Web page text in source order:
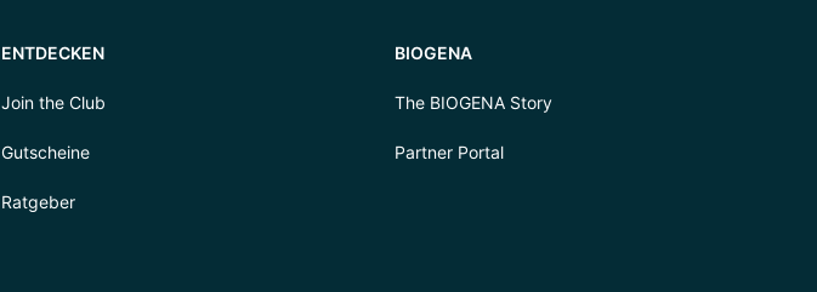
ENTDECKEN
Join the Club
Gutscheine
Ratgeber
BIOGENA
The BIOGENA Story
Partner Portal